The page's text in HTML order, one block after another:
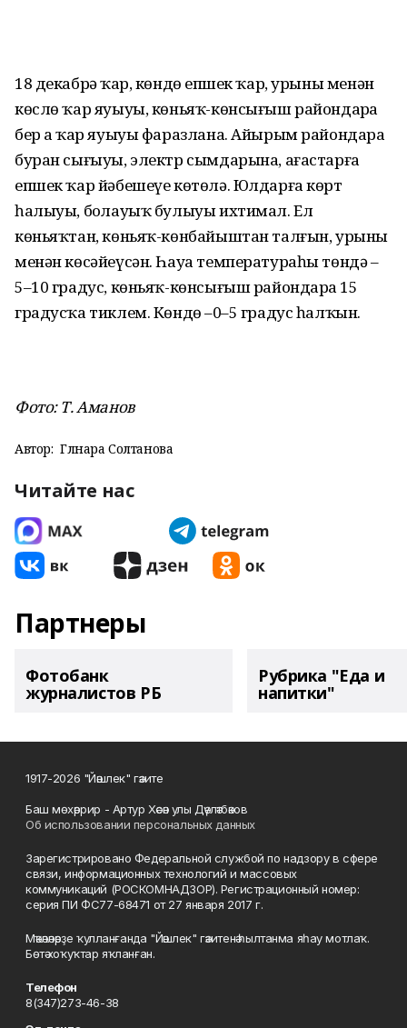
18 декабрҙә ҡар, көндөҙ епшек ҡар, урыны менән
көслө ҡар яуыуы, көньяҡ-көнсығыш райондарҙа
бер аҙ ҡар яуыуы фаразлана. Айырым райондарҙа
буран сығыуы, электр сымдарына, ағастарға
епшек ҡар йәбешеүе көтөлә. Юлдарға көрт
һалыуы, боҙлауыҡ булыуы ихтимал. Ел
көньяҡтан, көньяҡ-көнбайыштан талғын, урыны
менән көсәйеүсән. Һауа температураһы төндә –
5–10 градус, көньяҡ-көнсығыш райондарҙа 15
градусҡа тиклем. Көндөҙ –0–5 градус һалҡын.
Фото: Т. Аманов
Автор: Гөлнара Солтанова
Читайте нас
Партнеры
Фотобанк
журналистов РБ
Рубрика "Еда и
напитки"
1917-2026 "Йәшлек" гәзите
Баш мөхәррир - Артур Хәсән улы Дәүләтбәков
Об использовании персональных данных
Зарегистрировано Федеральной службой по надзору в сфере
связи, информационных технологий и массовых
коммуникаций (РОСКОМНАДЗОР). Регистрационный номер:
серия ПИ ФС77-68471 от 27 января 2017 г.
Мәҡәләләрҙе ҡулланғанда "Йәшлек" гәзитенә һылтанма яһау мотлаҡ.
Бөтә хоҡуҡтар яҡланған.
Телефон
8(347)273-46-38